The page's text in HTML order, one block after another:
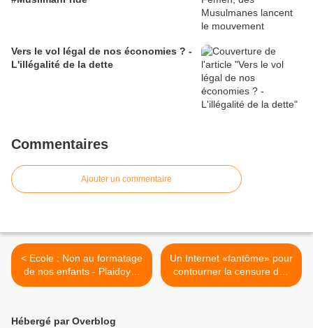
Vers le vol légal de nos économies ? -
L'illégalité de la dette
Commentaires
Ajouter un commentaire
< Ecole : Non au formatage
de nos enfants - Plaidoyer
pour une école libérée
Un Internet «fantôme» pour
contourner la censure des
dictatures >
Hébergé par Overblog